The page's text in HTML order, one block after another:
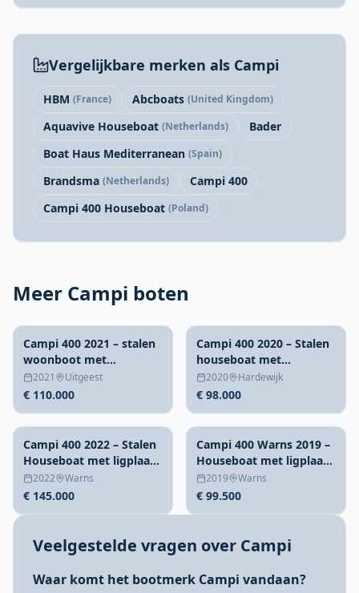
Vergelijkbare merken als Campi
HBM (France) Abcboats (United Kingdom)
Aquavive Houseboat (Netherlands)
Bader
Boat Haus Mediterranean (Spain)
Brandsma (Netherlands)
Campi 400
Campi 400 Houseboat (Poland)
Meer Campi boten
Campi 400 2021 – stalen
woonboot met
verhuurmogelijkheid
2021 Uitgeest
€ 110.000
Campi 400 2020 – Stalen
houseboat met
charteroptie Harderwijk
2020 Hardewijk
€ 98.000
Campi 400 2022 – Stalen
Houseboat met ligplaats
Warns
2022 Warns
€ 145.000
Campi 400 Warns 2019 –
Houseboat met ligplaats
en steiger
2019 Warns
€ 99.500
Veelgestelde vragen over Campi
Waar komt het bootmerk Campi vandaan?